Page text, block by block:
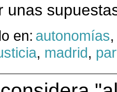
unas
en: autonomías
, madrid,